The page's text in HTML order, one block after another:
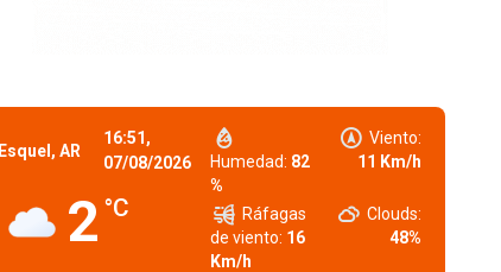
Esquel, AR
16:51,
07/08/2026
2 °C
Humedad: 82
%
Viento:
11 Km/h
Ráfagas
de viento: 16
Km/h
Clouds:
48%